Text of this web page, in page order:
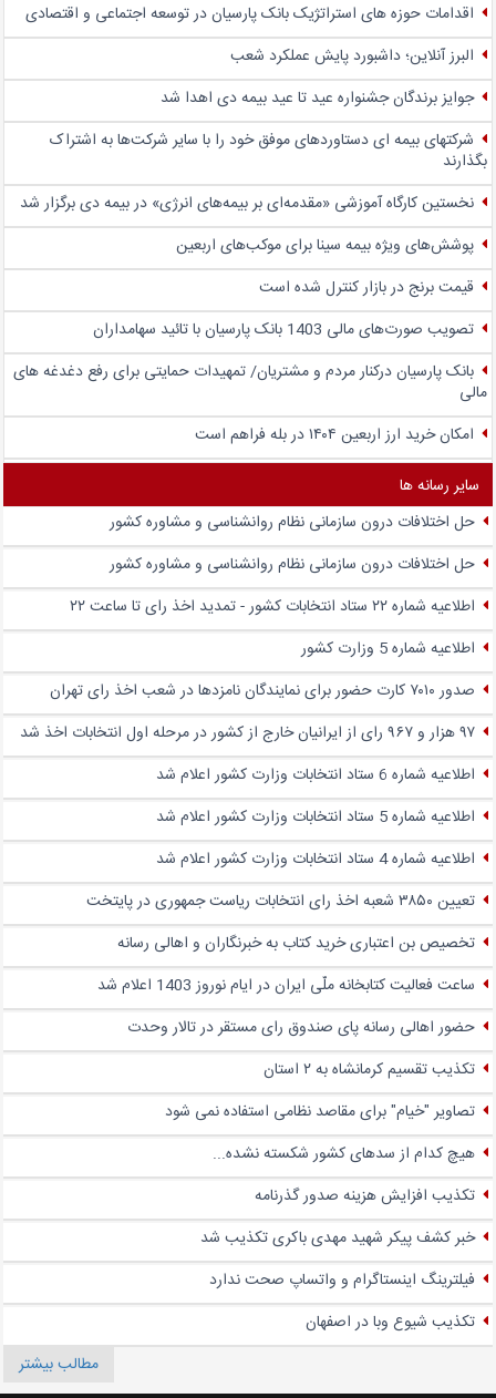
اقدامات حوزه های استراتژیک بانک پارسیان در توسعه اجتماعی و اقتصادی
البرز آنلاین؛ داشبورد پایش عملکرد شعب
جوایز برندگان جشنواره عید تا عید بیمه دی اهدا شد
شرکتهای بیمه ای دستاوردهای موفق خود را با سایر شرکت‌ها به اشتراک
بگذارند
نخستین کارگاه آموزشی «مقدمه‌ای بر بیمه‌های انرژی» در بیمه دی برگزار شد
پوشش‌های ویژه بیمه سینا برای موکب‌های اربعین
قیمت برنج در بازار کنترل شده است
تصویب صورت‌های مالی 1403 بانک پارسیان با تائید سهامداران
بانک پارسیان درکنار مردم و مشتریان/ تمهیدات حمایتی برای رفع دغدغه های
مالی
امکان خرید ارز اربعین ۱۴۰۴ در بله فراهم است
سایر رسانه ها
حل اختلافات درون سازمانی نظام روانشناسی و مشاوره کشور
حل اختلافات درون سازمانی نظام روانشناسی و مشاوره کشور
اطلاعیه شماره ۲۲ ستاد انتخابات کشور - تمدید اخذ رای تا ساعت ۲۲
اطلاعیه شماره 5 وزارت کشور
صدور ۷۰۱۰ کارت حضور برای نمایندگان نامزدها در شعب اخذ رای تهران
۹۷ هزار و ۹۶۷ رای از ایرانیان خارج از کشور در مرحله اول انتخابات اخذ شد
اطلاعیه شماره 6 ستاد انتخابات وزارت کشور اعلام شد
اطلاعیه شماره 5 ستاد انتخابات وزارت کشور اعلام شد
اطلاعیه شماره 4 ستاد انتخابات وزارت کشور اعلام شد
تعیین ۳۸۵۰ شعبه اخذ رای انتخابات ریاست جمهوری در پایتخت
تخصیص بن اعتباری خرید کتاب به خبرنگاران و اهالی رسانه
ساعت فعالیت کتابخانه ملّی ایران در ایام نوروز 1403 اعلام شد
حضور اهالی رسانه پای صندوق‌ رای مستقر در تالار وحدت
تکذیب تقسیم کرمانشاه به ۲ استان
تصاویر "خیام" برای مقاصد نظامی استفاده نمی شود
هیچ کدام از سدهای کشور شکسته نشده...
تکذیب افزایش هزینه صدور گذرنامه
خبر کشف پیکر شهید مهدی باکری تکذیب شد
فیلترینگ اینستاگرام و واتساپ صحت ندارد
تکذیب شیوع وبا در اصفهان
مطالب بیشتر